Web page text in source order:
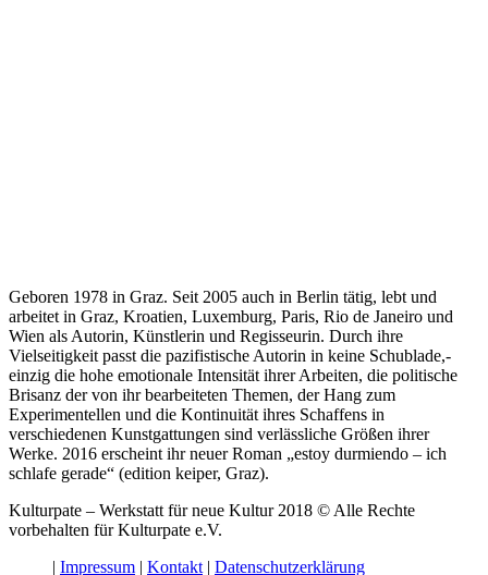
Geboren 1978 in Graz. Seit 2005 auch in Berlin tätig, lebt und
arbeitet in Graz, Kroatien, Luxemburg, Paris, Rio de Janeiro und
Wien als Autorin, Künstlerin und Regisseurin. Durch ihre
Vielseitigkeit passt die pazifistische Autorin in keine Schublade,-
einzig die hohe emotionale Intensität ihrer Arbeiten, die politische
Brisanz der von ihr bearbeiteten Themen, der Hang zum
Experimentellen und die Kontinuität ihres Schaffens in
verschiedenen Kunstgattungen sind verlässliche Größen ihrer
Werke. 2016 erscheint ihr neuer Roman „estoy durmiendo – ich
schlafe gerade“ (edition keiper, Graz).
Kulturpate – Werkstatt für neue Kultur 2018 © Alle Rechte
vorbehalten für Kulturpate e.V.
Impressum
Kontakt Datenschutzerklärung